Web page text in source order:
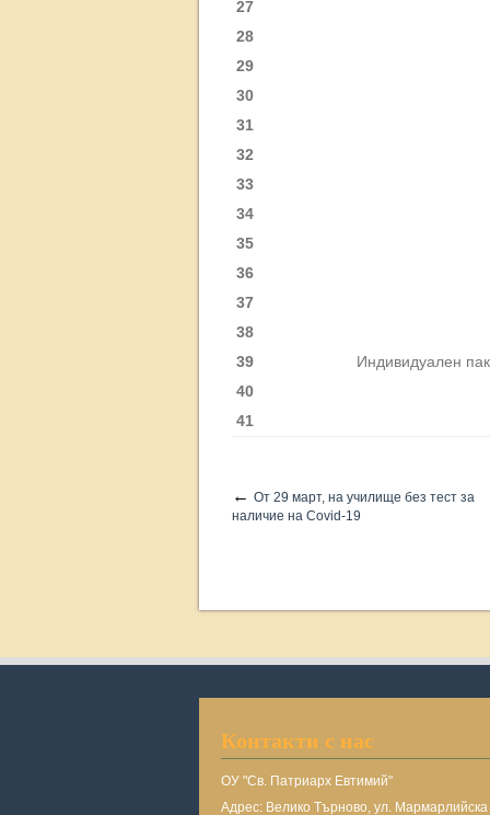
27
28
29
30
31
32
33
34
35
36
37
38
39
Индивидуален
40
41
← От 29 март, на училище без тест за
наличие на Covid-19
Контакти с нас
ОУ "Св. Патриарх Евтимий"
Адрес: Велико Търново, ул.